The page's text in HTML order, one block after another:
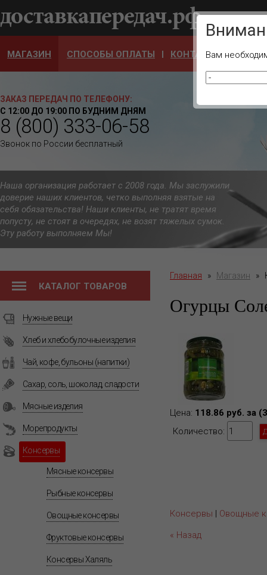
Ваш
МАГАЗИН СПОСОБЫ ОПЛАТЫ КОНТАКТЫ
ЗАКАЗ ПЕРЕДАЧ ПО ТЕЛЕФОНУ:
С 12:00 ДО 19:00 ПО БУДНИМ ДНЯМ
8 (800) 333-06-58
Звонок по России бесплатный
Наша организация работает с 2008 года. Мы заслужили
доверие наших клиентов, четко выполняя взятые на
себя обязательства! Наши клиенты, не тратят время
попусту, не стоят в очередях, не возят тяжелых сумок.
Эту работу выполняем Мы!
КАТАЛОГ ТОВАРОВ
Нужные вещи
Хлеб и хлебобулочные изделия
Чай, кофе, бульоны (напитки)
Сахар, соль, шоколад, сладости
Мясные изделия
Морепродукты
Консервы
Мясные консервы
Рыбные консервы
Овощные консервы
Фруктовые консервы
Консервы Халяль
Главная » Магазин »
Огурцы
Цена: 118.86 руб. за
Количество:
Консервы | Овощные
« Назад
Вам